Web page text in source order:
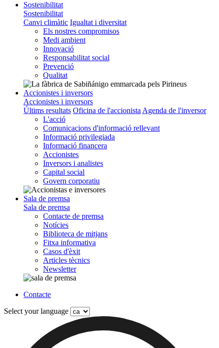
Sostenibilitat
Sostenibilitat
Canvi climàtic Igualtat i diversitat
Els nostres compromisos
Medi ambient
Innovació
Responsabilitat social
Prevenció
Qualitat
Accionistes i inversors
Accionistes i inversors
Últims resultats Oficina de l'accionista Agenda de l'inversor
L'acció
Comunicacions d'informació rellevant
Informació privilegiada
Informació financera
Accionistes
Inversors i analistes
Capital social
Govern corporatiu
Sala de premsa
Sala de premsa
Contacte de premsa
Notícies
Biblioteca de mitjans
Fitxa informativa
Casos d'èxit
Articles tècnics
Newsletter
Contacte
Select your language